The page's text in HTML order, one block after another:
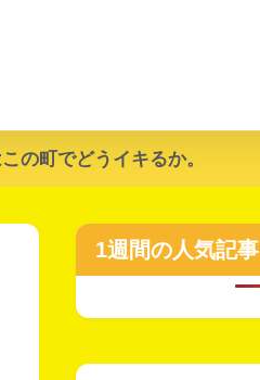
の町でどうイキるか。
1週間の人気記事